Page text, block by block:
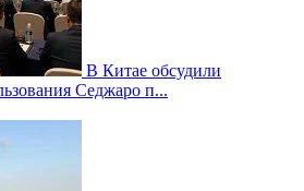
В Китае обсудили
Седжаро п...